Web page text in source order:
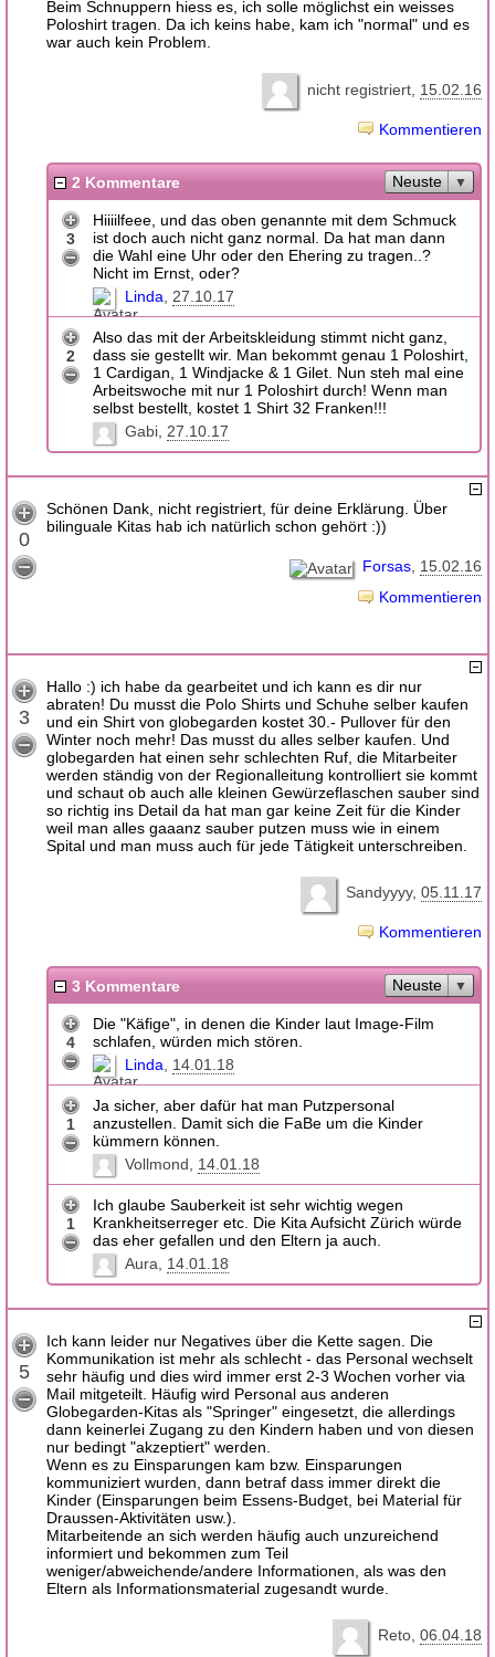
Beim Schnuppern hiess es, ich solle möglichst ein weisses
Poloshirt tragen. Da ich keins habe, kam ich "normal" und es
war auch kein Problem.
nicht registriert 15.02.16
Kommentieren
2 Kommentare Neuste
3
Hiiiilfeee, und das oben genannte mit dem Schmuck
ist doch auch nicht ganz normal. Da hat man dann
die Wahl eine Uhr oder den Ehering zu tragen..?
Nicht im Ernst, oder?
Linda 27.10.17
2
Also das mit der Arbeitskleidung stimmt nicht ganz,
dass sie gestellt wir. Man bekommt genau 1 Poloshirt,
1 Cardigan, 1 Windjacke & 1 Gilet. Nun steh mal eine
Arbeitswoche mit nur 1 Poloshirt durch! Wenn man
selbst bestellt, kostet 1 Shirt 32 Franken!!!
Gabi 27.10.17
0
Schönen Dank, nicht registriert, für deine Erklärung. Über
bilinguale Kitas hab ich natürlich schon gehört :))
Forsas 15.02.16
Kommentieren
3
Hallo :) ich habe da gearbeitet und ich kann es dir nur
abraten! Du musst die Polo Shirts und Schuhe selber kaufen
und ein Shirt von globegarden kostet 30.- Pullover für den
Winter noch mehr! Das musst du alles selber kaufen. Und
globegarden hat einen sehr schlechten Ruf, die Mitarbeiter
werden ständig von der Regionalleitung kontrolliert sie kommt
und schaut ob auch alle kleinen Gewürzeflaschen sauber sind
so richtig ins Detail da hat man gar keine Zeit für die Kinder
weil man alles gaaanz sauber putzen muss wie in einem
Spital und man muss auch für jede Tätigkeit unterschreiben.
Sandyyyy 05.11.17
Kommentieren
3 Kommentare Neuste
4
Die "Käfige", in denen die Kinder laut Image-Film
schlafen, würden mich stören.
Linda
14.01.18
1
Ja sicher, aber dafür hat man Putzpersonal
anzustellen. Damit sich die FaBe um die Kinder
kümmern können.
Vollmond
14.01.18
1
Ich glaube Sauberkeit ist sehr wichtig wegen
Krankheitserreger etc. Die Kita Aufsicht Zürich würde
das eher gefallen und den Eltern ja auch.
Aura
14.01.18
5
Ich kann leider nur Negatives über die Kette sagen. Die
Kommunikation ist mehr als schlecht - das Personal wechselt
sehr häufig und dies wird immer erst 2-3 Wochen vorher via
Mail mitgeteilt. Häufig wird Personal aus anderen
Globegarden-Kitas als "Springer" eingesetzt, die allerdings
dann keinerlei Zugang zu den Kindern haben und von diesen
nur bedingt "akzeptiert" werden.
Wenn es zu Einsparungen kam bzw. Einsparungen
kommuniziert wurden, dann betraf dass immer direkt die
Kinder (Einsparungen beim Essens-Budget, bei Material für
Draussen-Aktivitäten usw.).
Mitarbeitende an sich werden häufig auch unzureichend
informiert und bekommen zum Teil
weniger/abweichende/andere Informationen, als was den
Eltern als Informationsmaterial zugesandt wurde.
Reto 06.04.18